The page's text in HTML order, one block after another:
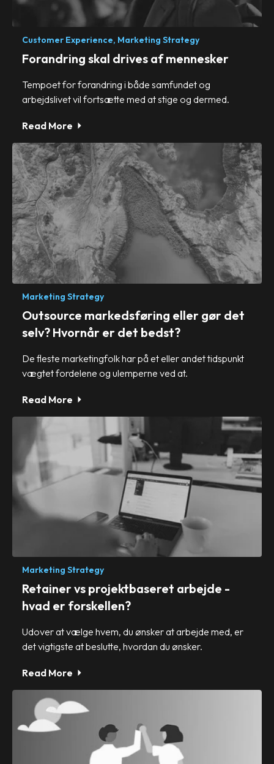
Customer Experience, Marketing Strategy
Forandring skal drives af mennesker
Tempoet for forandring i både samfundet og
arbejdslivet vil fortsætte med at stige og dermed.
Read More
Marketing Strategy
Outsource markedsføring eller gør det
selv? Hvornår er det bedst?
De fleste marketingfolk har på et eller andet tidspunkt
vægtet fordelene og ulemperne ved at.
Read More
Marketing Strategy
Retainer vs projektbaseret arbejde -
hvad er forskellen?
Udover at vælge hvem, du ønsker at arbejde med, er
det vigtigste at beslutte, hvordan du ønsker.
Read More